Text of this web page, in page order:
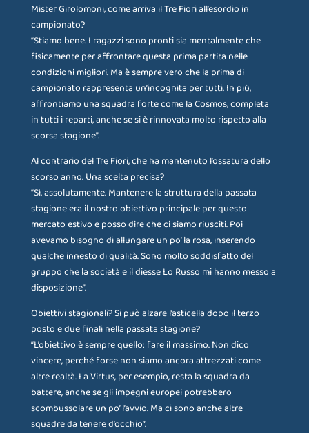
Mister Girolomoni, come arriva il Tre Fiori all’esordio in
campionato?
“Stiamo bene. I ragazzi sono pronti sia mentalmente che
fisicamente per affrontare questa prima partita nelle
condizioni migliori. Ma è sempre vero che la prima di
campionato rappresenta un’incognita per tutti. In più,
affrontiamo una squadra forte come la Cosmos, completa
in tutti i reparti, anche se si è rinnovata molto rispetto alla
scorsa stagione”.
Al contrario del Tre Fiori, che ha mantenuto l’ossatura dello
scorso anno. Una scelta precisa?
“Sì, assolutamente. Mantenere la struttura della passata
stagione era il nostro obiettivo principale per questo
mercato estivo e posso dire che ci siamo riusciti. Poi
avevamo bisogno di allungare un po’ la rosa, inserendo
qualche innesto di qualità. Sono molto soddisfatto del
gruppo che la società e il diesse Lo Russo mi hanno messo a
disposizione”.
Obiettivi stagionali? Si può alzare l’asticella dopo il terzo
posto e due finali nella passata stagione?
“L’obiettivo è sempre quello: fare il massimo. Non dico
vincere, perché forse non siamo ancora attrezzati come
altre realtà. La Virtus, per esempio, resta la squadra da
battere, anche se gli impegni europei potrebbero
scombussolare un po’ l’avvio. Ma ci sono anche altre
squadre da tenere d’occhio”.